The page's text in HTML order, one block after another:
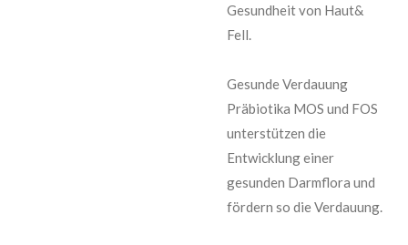
Gesundheit von Haut&
Fell.
Gesunde Verdauung
Präbiotika MOS und FOS
unterstützen die
Entwicklung einer
gesunden Darmflora und
fördern so die Verdauung.